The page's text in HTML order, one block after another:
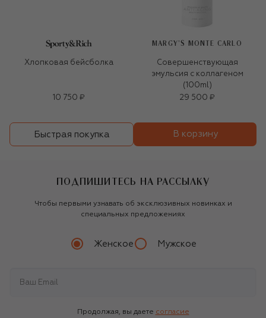
Хлопковая бейсболка
10 750 ₽
MARGY’S MONTE CARLO
Совершенствующая
эмульсия с коллагеном
(100ml)
29 500 ₽
Быстрая покупка В корзину
ПОДПИШИТЕСЬ НА РАССЫЛКУ
Чтобы первыми узнавать об эксклюзивных новинках и
специальных предложениях
Женское Мужское
Продолжая, вы даете согласие